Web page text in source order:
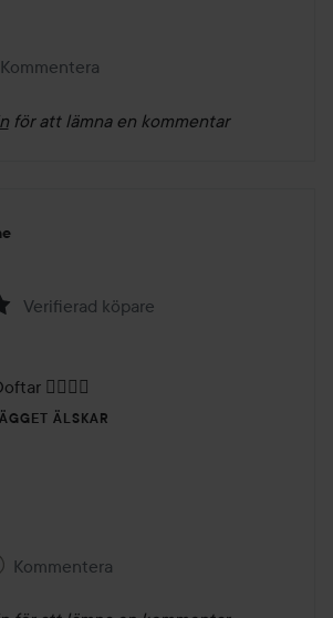
Kommentera
för att lämna en kommentar
skapades 2 år
Verifierad köpare
👌🏼👌🏼
ÄLSKAR
Kommentera